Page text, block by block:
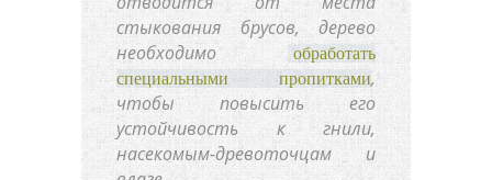
стыкования брусов, дерево
необходимо обработать
специальными пропитками,
чтобы повысить его
устойчивость к гнили,
насекомым-древоточцам и